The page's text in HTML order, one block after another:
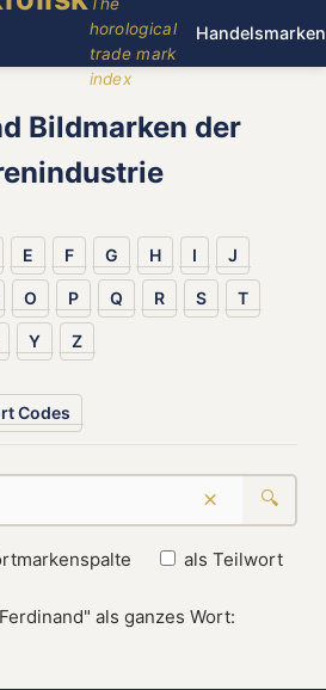
horological
trade mark
index
Handelsmarken
Bildmarken der
E F G H I J
O P Q R S T
Y Z
Codes
× 🔍
als Teilwort
als ganzes Wort: